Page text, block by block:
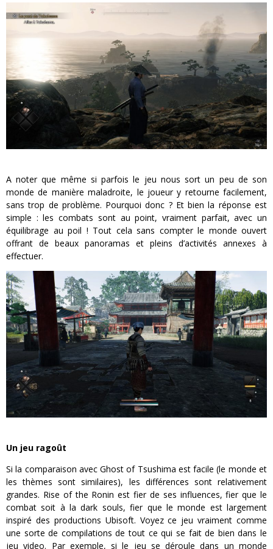
A noter que même si parfois le jeu nous sort un peu de son
monde de manière maladroite, le joueur y retourne facilement,
sans trop de problème. Pourquoi donc ? Et bien la réponse est
simple : les combats sont au point, vraiment parfait, avec un
équilibrage au poil ! Tout cela sans compter le monde ouvert
offrant de beaux panoramas et pleins d’activités annexes à
effectuer.
Un jeu ragoût
Si la comparaison avec Ghost of Tsushima est facile (le monde et
les thèmes sont similaires), les différences sont relativement
grandes. Rise of the Ronin est fier de ses influences, fier que le
combat soit à la dark souls, fier que le monde est largement
inspiré des productions Ubisoft. Voyez ce jeu vraiment comme
une sorte de compilations de tout ce qui se fait de bien dans le
jeu video. Par exemple, si le jeu se déroule dans un monde